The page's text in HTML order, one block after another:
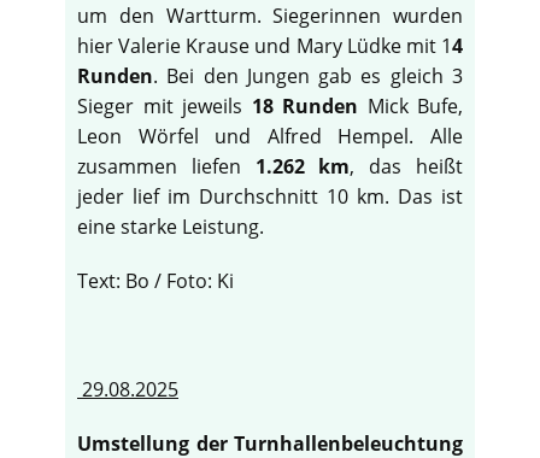
um den Wartturm. Siegerinnen wurden
hier Valerie Krause und Mary Lüdke mit 14
Runden. Bei den Jungen gab es gleich 3
Sieger mit jeweils 18 Runden Mick Bufe,
Leon Wörfel und Alfred Hempel. Alle
zusammen liefen 1.262 km, das heißt
jeder lief im Durchschnitt 10 km. Das ist
eine starke Leistung.
Text: Bo / Foto: Ki
29.08.2025
Umstellung der Turnhallenbeleuchtung